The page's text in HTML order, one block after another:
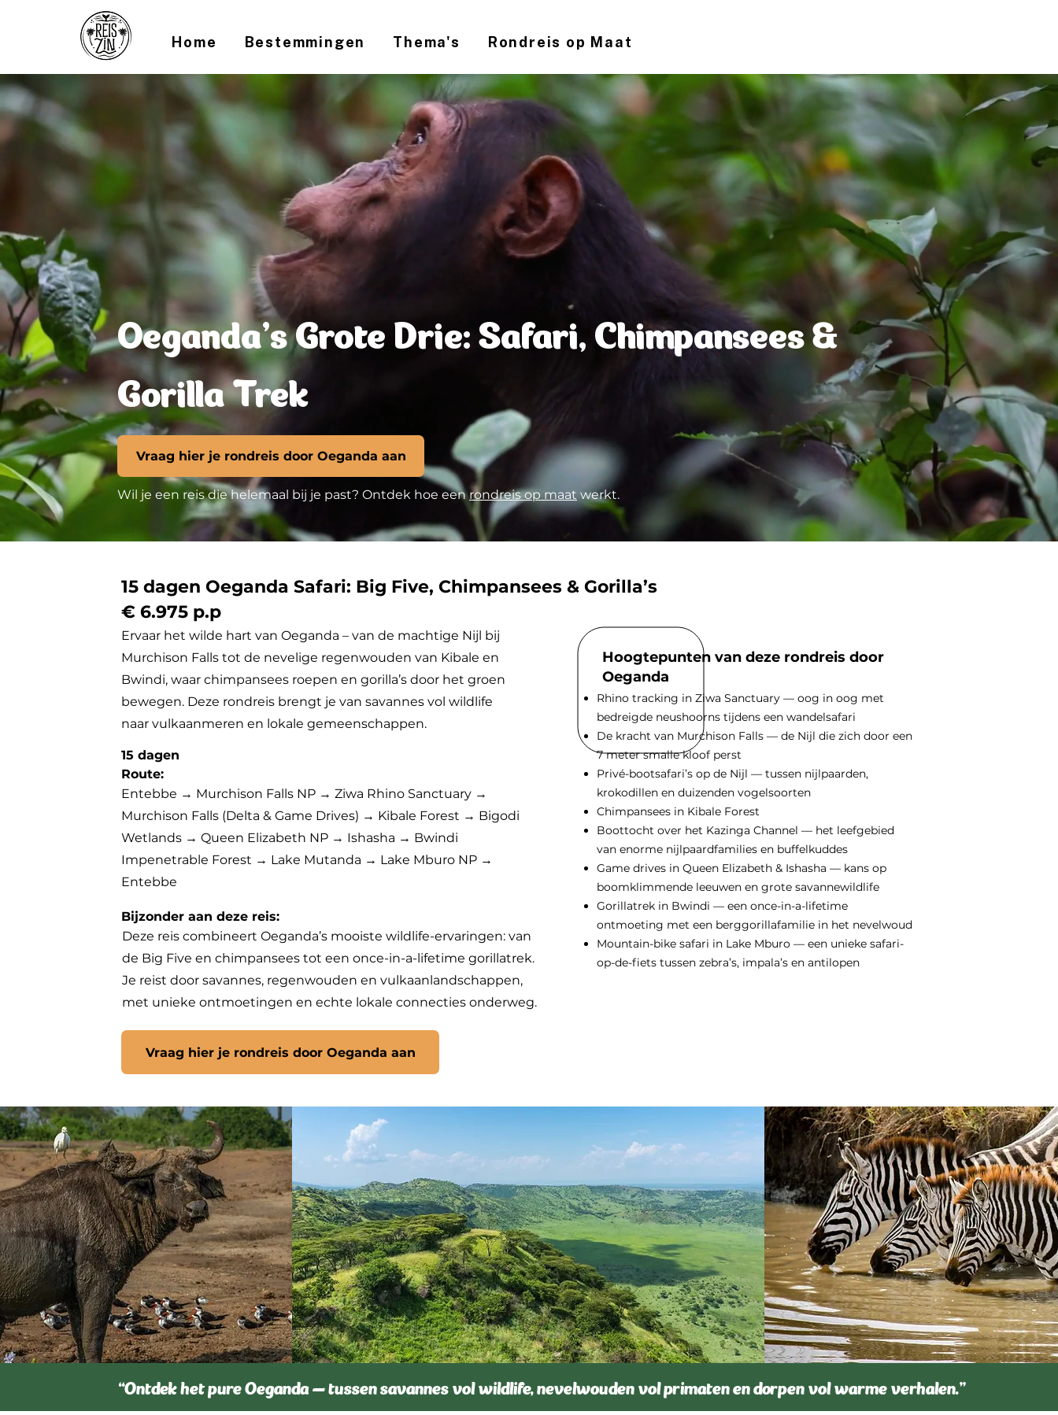
Home Bestemmingen Thema's Rondreis op Maat
Oeganda’s Grote Drie: Safari, Chimpansees &
Gorilla Trek
Vraag hier je rondreis door Oeganda aan
Wil je een reis die helemaal bij je past? Ontdek hoe eenrondreis op maatwerkt.
15 dagen Oeganda Safari: Big Five, Chimpansees & Gorilla’s
€ 6.975 p.p
Ervaar het wilde hart van Oeganda – van de machtige Nijl bij
Murchison Falls tot de nevelige regenwouden van Kibale en
Bwindi, waar chimpansees roepen en gorilla’s door het groen
bewegen. Deze rondreis brengt je van savannes vol wildlife
naar vulkaanmeren en lokale gemeenschappen.
15 dagen
Route:
Entebbe → Murchison Falls NP → Ziwa Rhino Sanctuary →
Murchison Falls (Delta & Game Drives) → Kibale Forest → Bigodi
Wetlands → Queen Elizabeth NP → Ishasha → Bwindi
Impenetrable Forest → Lake Mutanda → Lake Mburo NP →
Entebbe
Bijzonder aan deze reis:
Deze reis combineert Oeganda’s mooiste wildlife-ervaringen: van
de Big Five en chimpansees tot een once-in-a-lifetime gorillatrek.
Je reist door savannes, regenwouden en vulkaanlandschappen,
met unieke ontmoetingen en echte lokale connecties onderweg.
Hoogtepunten van deze rondreis door
Oeganda
Rhino tracking in Ziwa Sanctuary — oog in oog met
bedreigde neushoorns tijdens een wandelsafari
De kracht van Murchison Falls — de Nijl die zich door een
7 meter smalle kloof perst
Privé-bootsafari’s op de Nijl — tussen nijlpaarden,
krokodillen en duizenden vogelsoorten
Chimpansees in Kibale Forest
Boottocht over het Kazinga Channel — het leefgebied
van enorme nijlpaardfamilies en buffelkuddes
Game drives in Queen Elizabeth & Ishasha — kans op
boomklimmende leeuwen en grote savannewildlife
Gorillatrek in Bwindi — een once-in-a-lifetime
ontmoeting met een berggorillafamilie in het nevelwoud
Mountain-bike safari in Lake Mburo — een unieke safari-
op-de-fiets tussen zebra’s, impala’s en antilopen
Vraag hier je rondreis door Oeganda aan
“Ontdek het pure Oeganda — tussen savannes vol wildlife, nevelwouden vol primaten en dorpen vol warme verhalen.”